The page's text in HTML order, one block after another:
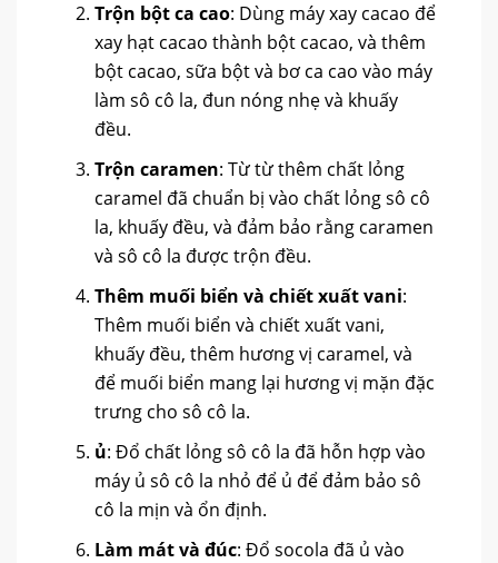
Trộn bột ca cao: Dùng máy xay cacao để
xay hạt cacao thành bột cacao, và thêm
bột cacao, sữa bột và bơ ca cao vào máy
làm sô cô la, đun nóng nhẹ và khuấy
đều.
Trộn caramen: Từ từ thêm chất lỏng
caramel đã chuẩn bị vào chất lỏng sô cô
la, khuấy đều, và đảm bảo rằng caramen
và sô cô la được trộn đều.
Thêm muối biển và chiết xuất vani:
Thêm muối biển và chiết xuất vani,
khuấy đều, thêm hương vị caramel, và
để muối biển mang lại hương vị mặn đặc
trưng cho sô cô la.
ủ: Đổ chất lỏng sô cô la đã hỗn hợp vào
máy ủ sô cô la nhỏ để ủ để đảm bảo sô
cô la mịn và ổn định.
Làm mát và đúc: Đổ socola đã ủ vào